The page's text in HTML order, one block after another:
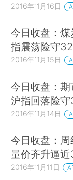
2016年11月16日
今日收盘：
指震荡险守
2016年11月15日
今日收盘：
沪指回落险
2016年11月14日
今日收盘：
量价齐升逼
2016年11月11日